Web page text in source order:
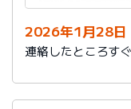
2026年1月28日
連絡したところす